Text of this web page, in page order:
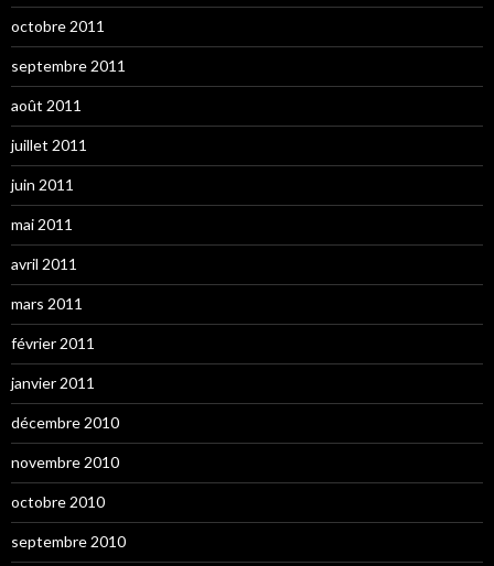
octobre 2011
septembre 2011
août 2011
juillet 2011
juin 2011
mai 2011
avril 2011
mars 2011
février 2011
janvier 2011
décembre 2010
novembre 2010
octobre 2010
septembre 2010